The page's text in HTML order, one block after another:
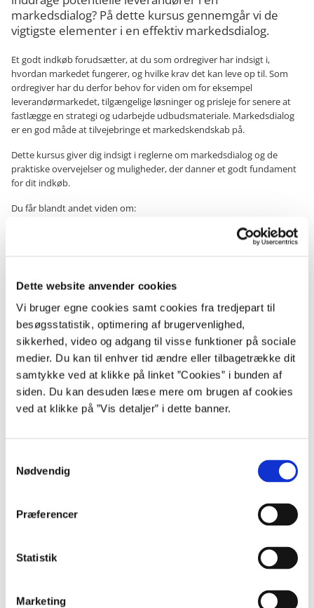
Dette website anvender cookies
Vi bruger egne cookies samt cookies fra tredjepart til
besøgsstatistik, optimering af brugervenlighed,
sikkerhed, video og adgang til visse funktioner på sociale
medier. Du kan til enhver tid ændre eller tilbagetrække dit
samtykke ved at klikke på linket ”Cookies” i bunden af
siden. Du kan desuden læse mere om brugen af cookies
ved at klikke på ”Vis detaljer” i dette banner.
Nødvendig
Præferencer
Statistik
Marketing
markedsdialog? På dette kursus gennemgår vi de
vigtigste elementer i en effektiv markedsdialog.
Et godt indkøb forudsætter, at du som ordregiver har indsigt i,
hvordan markedet fungerer, og hvilke krav det kan leve op til. Som
ordregiver har du derfor behov for viden om for eksempel
leverandørmarkedet, tilgængelige løsninger og prisleje for senere at
fastlægge en strategi og udarbejde udbudsmateriale. Markedsdialog
er en god måde at tilvejebringe et markedskendskab på.
Dette kursus giver dig indsigt i reglerne om markedsdialog og de
praktiske overvejelser og muligheder, der danner et godt fundament
for dit indkøb.
Du får blandt andet viden om:
Opmærksomhedspunkter ved brug af eksterne rådgivere
Mulige dialogpartnere
Dialogformer
Eksempel på spørgeramme
Do's and don'ts
Kontakt Rådgivningsenheden for et tilbud på et skræddersyet kursus
målrettet din institution.
Fredag kl. 10.00-15.00.
Skriv til Rådgivningsenheden.